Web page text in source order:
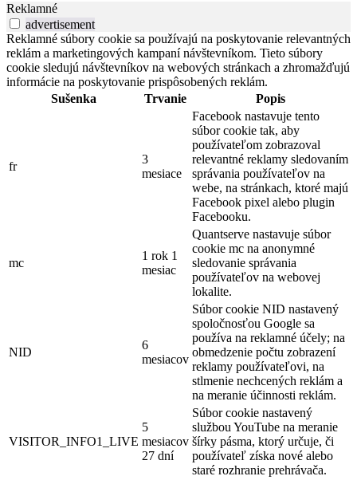
Reklamné
advertisement
Reklamné súbory cookie sa používajú na poskytovanie relevantných
reklám a marketingových kampaní návštevníkom. Tieto súbory
cookie sledujú návštevníkov na webových stránkach a zhromažďujú
informácie na poskytovanie prispôsobených reklám.
Sušenka
Trvanie Popis
fr
3
mesiace
Facebook nastavuje tento
súbor cookie tak, aby
používateľom zobrazoval
relevantné reklamy sledovaním
správania používateľov na
webe, na stránkach, ktoré majú
Facebook pixel alebo plugin
Facebooku.
mc
1 rok 1
mesiac
Quantserve nastavuje súbor
cookie mc na anonymné
sledovanie správania
používateľov na webovej
lokalite.
NID
6
mesiacov
Súbor cookie NID nastavený
spoločnosťou Google sa
používa na reklamné účely; na
obmedzenie počtu zobrazení
reklamy používateľovi, na
stlmenie nechcených reklám a
na meranie účinnosti reklám.
VISITOR_INFO1_LIVE
5
mesiacov
27 dní
Súbor cookie nastavený
službou YouTube na meranie
šírky pásma, ktorý určuje, či
používateľ získa nové alebo
staré rozhranie prehrávača.